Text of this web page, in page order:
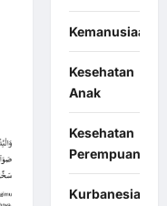
Kemanusiaan
Kesehatan
Anak
Kesehatan
Perempuan
Kurbanesia